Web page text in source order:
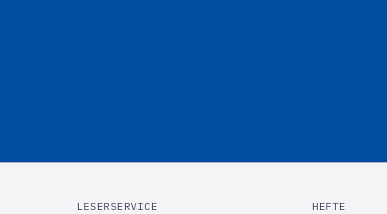
LESERSERVICE HEFTE